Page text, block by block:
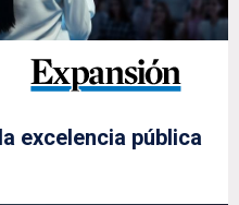
excelencia pública